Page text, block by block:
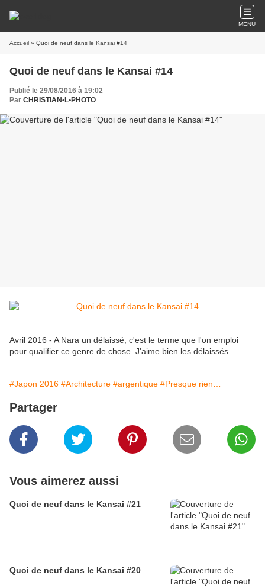
MENU
Accueil » Quoi de neuf dans le Kansai #14
Quoi de neuf dans le Kansai #14
Publié le 29/08/2016 à 19:02
Par CHRISTIAN•L•PHOTO
Avril 2016 - A Nara un délaissé, c'est le terme que l'on emploi
pour qualifier ce genre de chose. J'aime bien les délaissés.
#Japon 2016 #Architecture #argentique #Presque rien…
Partager
Vous aimerez aussi
Quoi de neuf dans le Kansai #21
Quoi de neuf dans le Kansai #20